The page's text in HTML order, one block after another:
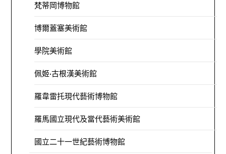
梵蒂岡博物館
博爾蓋塞美術館
學院美術館
佩姬·古根漢美術館
羅韋雷托現代藝術博物館
羅馬國立現代及當代藝術美術館
國立二十一世紀藝術博物館